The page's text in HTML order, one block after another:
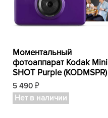
Моментальный
фотоаппарат Kodak Mini
SHOT Purple (KODMSPR)
5 490 ₽
Нет в наличии